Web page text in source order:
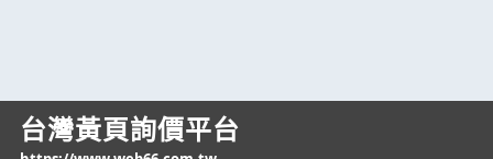
台灣黃頁詢價平台